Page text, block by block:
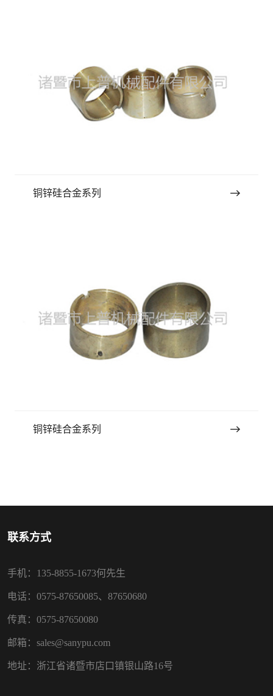
铜锌硅合金系列
铜锌硅合金系列
联系方式
手机：135-8855-1673何先生
电话：0575-87650085、87650680
传真：0575-87650080
邮箱：sales@sanypu.com
地址：浙江省诸暨市店口镇银山路16号